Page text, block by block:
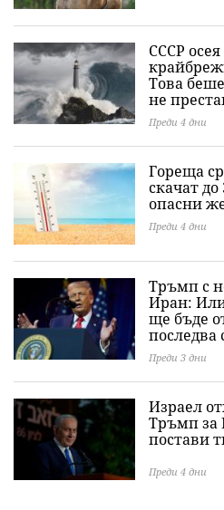
СССР
Това
не
Преди 4 дни
Гореща
скачат до
опасни
Преди 4 дни
Тръмп с
Иран:
ще бъде
последва
Преди 3 дни
Израел
Тръмп за
постави
Преди 4 дни